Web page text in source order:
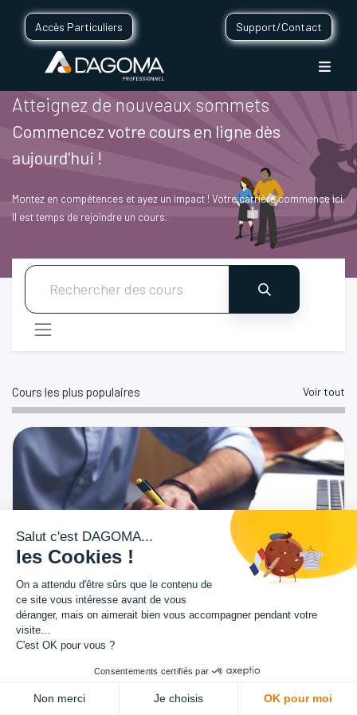
Accès Particuliers Support/Contact
Atteignez de nouveaux sommets
Commencez votre cours en ligne dès
aujourd'hui !
Montez en compétences et ayez un impact ! Votre carrière commence ici.
Il est temps de rejoindre un cours.
Voir tout
Cours les plus populaires
Canal public
0 étapes
Nouveaux cours
Salut c'est DAGOMA...
les Cookies !
On a attendu d'être sûrs que le contenu de
ce site vous intéresse avant de vous
déranger, mais on aimerait bien vous accompagner pendant votre
visite...
C'est OK pour vous ?
Consentements certifiés par
Non merci Je choisis OK pour moi